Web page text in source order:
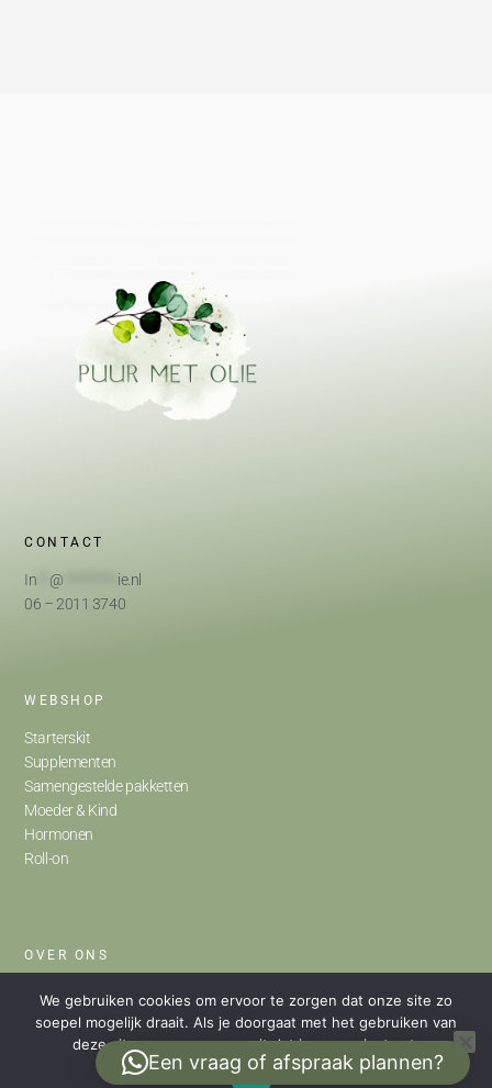
CONTACT
In @
ie.nl
06 – 2011 3740
WEBSHOP
Starterskit
Supplementen
Samengestelde pakketten
Moeder & Kind
Hormonen
Roll-on
OVER ONS
Home
Ondersteuning
Mijn verhaal
Een vraag of afspraak plannen?
We gebruiken cookies om ervoor te zorgen dat onze site zo
soepel mogelijk draait. Als je doorgaat met het gebruiken van
deze site, gaan we ervan uit dat je ermee instemt.